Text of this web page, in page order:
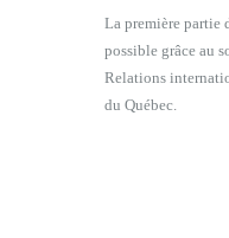
La première partie
possible grâce au
Relations
du Québec.